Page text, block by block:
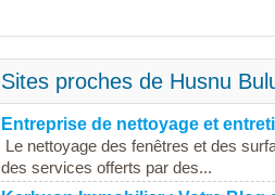
Sites proches de Husnu
Entreprise de nettoyage et
Le nettoyage des fenêtres et des
des services offerts par des...